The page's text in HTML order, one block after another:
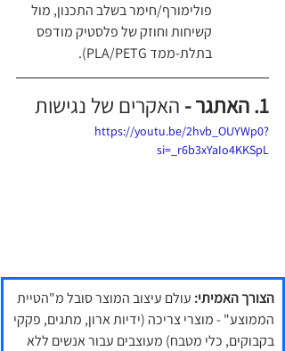
פולימורף/חימר בשלב התכנון, מול
קשיחות וחוזק של פלסטיק מודפס
בתלת-ממד PLA/PETG).
1. האתגר - האקרים של נגישות
https://youtu.be/2hvb_OUYWp0?
si=_r6b3xYaIo4KKSpL
הצורך האמיתי: עולם עיצוב המוצר סובל מ"הטיית
הממוצע" - מוצרי צריכה (ידיות ארון, מתגים, פקקי
בקבוקים, כלי מטבח) מעוצבים עבור אנשים ללא